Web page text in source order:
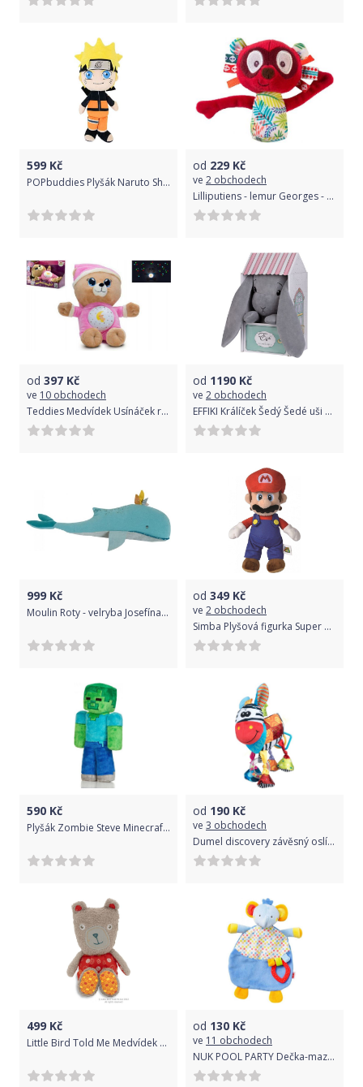
599 Kč
POPbuddies Plyšák Naruto Shippuden - Naruto Uzumaki
od 229 Kč
ve 2 obchodech
Lilliputiens - lemur Georges - malé chrastítko
od 397 Kč
ve 10 obchodech
Teddies Medvídek Usínáček růžová
od 1190 Kč
ve 2 obchodech
EFFIKI Králíček Šedý Šedé uši s domečkem
999 Kč
Moulin Roty - velryba Josefína uni
od 349 Kč
ve 2 obchodech
Simba Plyšová figurka Super Mario, 30 cm
590 Kč
Plyšák Zombie Steve Minecraft 30 cm
od 190 Kč
ve 3 obchodech
Dumel discovery závěsný oslík Dave
499 Kč
Little Bird Told Me Medvídek maminka
od 130 Kč
ve 11 obchodech
NUK POOL PARTY Dečka-mazlíček+kousátko Sloník